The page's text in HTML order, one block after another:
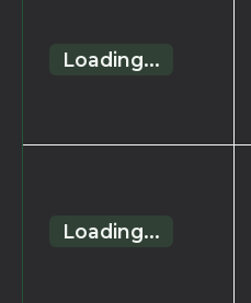
Loading...
Loading...